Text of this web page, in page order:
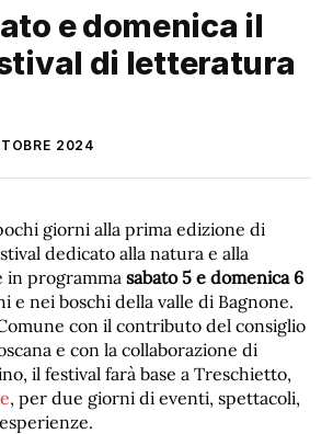
e domenica il
di letteratura
2024
giorni alla prima edizione di
dedicato alla natura e alla
programma sabato 5 e domenica 6
e nei boschi della valle di Bagnone.
con il contributo del consiglio
e con la collaborazione di
il festival farà base a Treschietto,
, per due giorni di eventi, spettacoli,